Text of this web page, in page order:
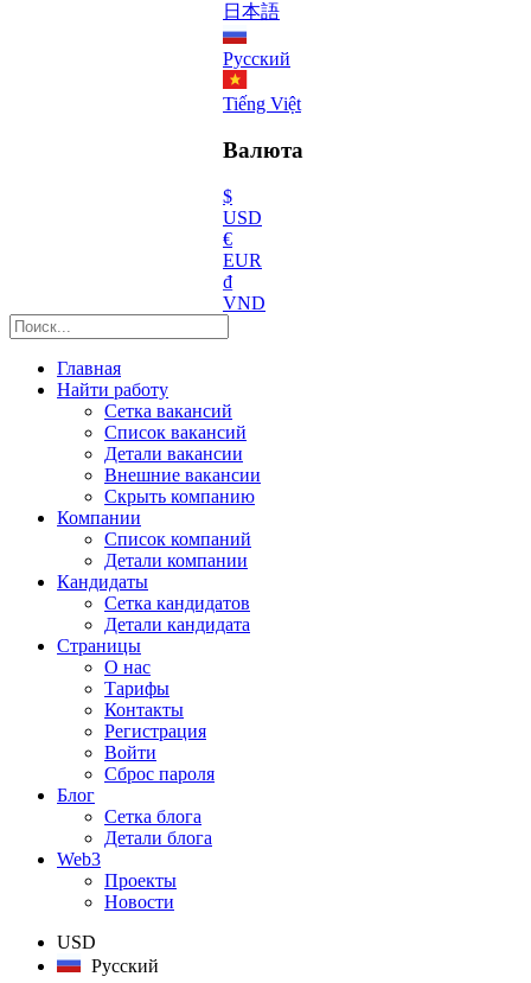
日本語
Русский
Tiếng Việt
Валюта
$
USD
€
EUR
₫
VND
Главная
Найти работу
Сетка вакансий
Список вакансий
Детали вакансии
Внешние вакансии
Скрыть компанию
Компании
Список компаний
Детали компании
Кандидаты
Сетка кандидатов
Детали кандидата
Страницы
О нас
Тарифы
Контакты
Регистрация
Войти
Сброс пароля
Блог
Сетка блога
Детали блога
Web3
Проекты
Новости
USD
Русский